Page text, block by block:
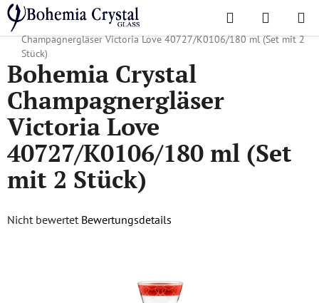
Zum
Inhalt
springen
Suchen
Startseite
/ Gläser Champagnergläser
Bohemia Crystal
Champagnergläser Victoria Love 40727/K0106/180 ml (Set mit 2
Stück)
Bohemia Crystal
Champagnergläser
Victoria Love
40727/K0106/180 ml (Set
mit 2 Stück)
Die
Nicht bewertet Bewertungsdetails